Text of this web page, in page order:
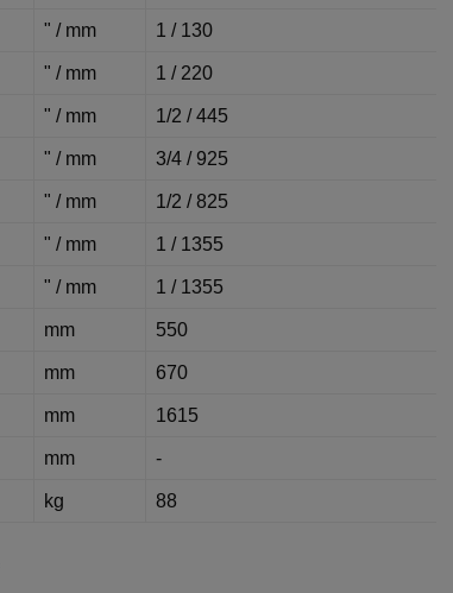
" / mm 1 / 130
" / mm 1 / 220
" / mm 1/2 / 445
" / mm 3/4 / 925
" / mm 1/2 / 825
" / mm 1 / 1355
" / mm 1 / 1355
mm 550
mm 670
mm 1615
mm -
kg 88